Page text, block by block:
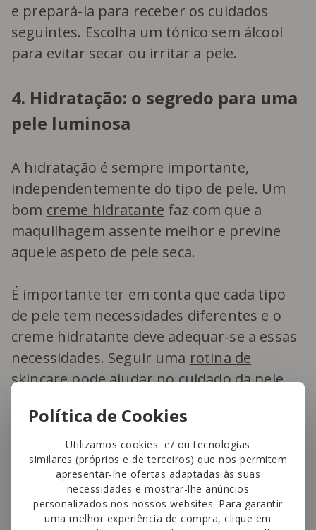
Política de Cookies
Utilizamos cookies e/ ou tecnologias
similares (próprios e de terceiros) que nos permitem
apresentar-lhe ofertas adaptadas às suas
necessidades e mostrar-lhe anúncios
personalizados nos nossos websites. Para garantir
uma melhor experiência de compra, clique em
e prepará-la para receber os cuidados
seguintes. Escolha um tónico sem álcool
para evitar secar ou irritar a pele.
4. Hidratação: o segredo para uma
pele luminosa
A hidratação é sempre importante,
independentemente do tipo de pele. Um
bom creme hidratante faz com que a
maquilhagem assente melhor e previne
aquele aspeto de pele seca.
É importante ter em conta que cada tipo
de pele tem necessidades diferentes e o
creme hidratante deve adequar-se a essas
necessidades. Seguir uma rotina de
skincarepode ajudar no cuidado da pele.
5. Primer: a base antes da base
O primer é essencial para uniformizar a
textura da pele, minimizar poros, controlar
a oleosidade e prolongar a durabilidade da